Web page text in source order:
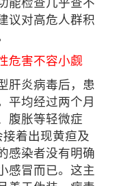
议对高危人群积
危害不容小觑
肝炎病毒后，患
平均经过两个月
腹胀等轻微症
着出现黄疸及
感染者没有明确
感冒而已。这主